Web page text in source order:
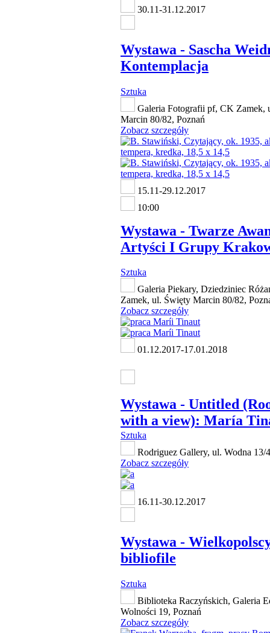
30.11-31.12.2017
Wystawa - Sascha
Kontemplacja
Sztuka
Galeria Fotografii pf, CK Zamek,
Marcin 80/82, Poznań
Zobacz szczegóły
15.11-29.12.2017
10:00
Wystawa - Twarze
Artyści I Grupy
Sztuka
Galeria Piekary, Dziedziniec
Zamek, ul. Święty Marcin 80/82,
Zobacz szczegóły
01.12.2017-17.01.2018
Wystawa - Untitled
with a view): María
Sztuka
Rodriguez Gallery, ul. Wodna 13/
Zobacz szczegóły
16.11-30.12.2017
Wystawa -
bibliofile
Sztuka
Biblioteka Raczyńskich, Galeria
Wolności 19, Poznań
Zobacz szczegóły